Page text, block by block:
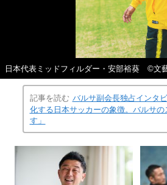
日本代表ミッドフィルダー・安部裕葵 ©文
記事を読む バルサ副会長独占インタ
化する日本サッカーの象徴。バルサの
す」